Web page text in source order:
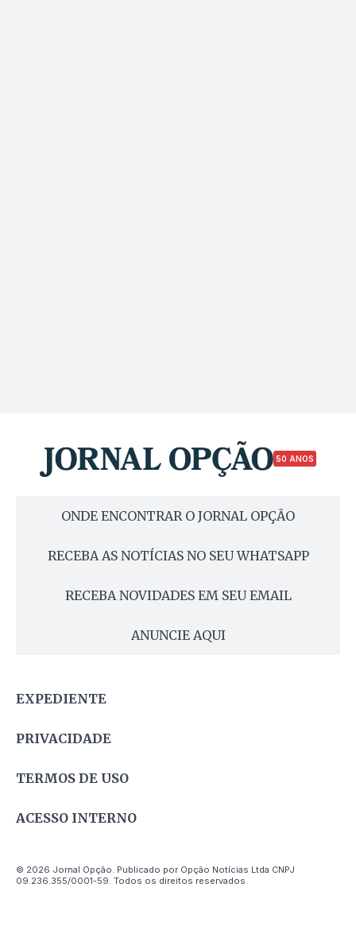
50 ANOS
ONDE ENCONTRAR O JORNAL OPÇÃO
RECEBA AS NOTÍCIAS NO SEU WHATSAPP
RECEBA NOVIDADES EM SEU EMAIL
ANUNCIE AQUI
EXPEDIENTE
PRIVACIDADE
TERMOS DE USO
ACESSO INTERNO
© 2026 Jornal Opção. Publicado por Opção Notícias Ltda CNPJ
09.236.355/0001-59. Todos os direitos reservados.